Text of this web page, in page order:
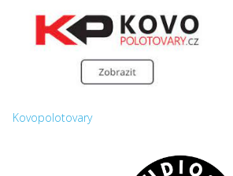
Kovopolotovary